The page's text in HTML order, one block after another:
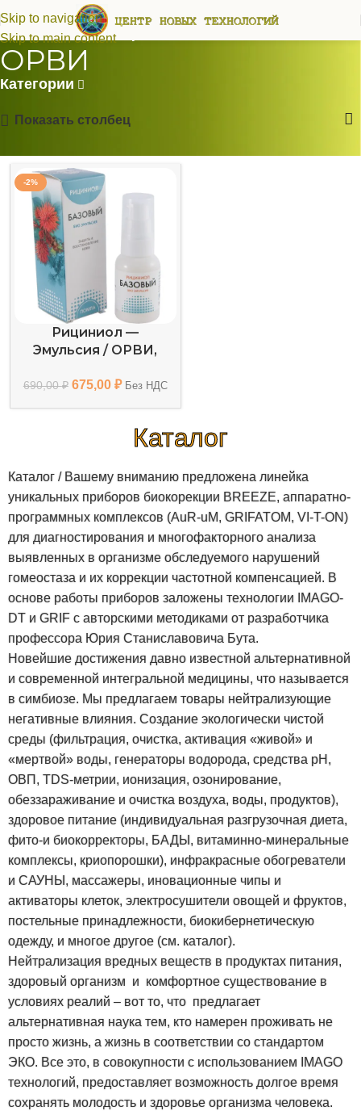
Skip to navigation
Skip to main content
для профилактики
ОРВИ
Категории
Показать столбец
-2%
Рициниол —
Эмульсия / ОРВИ,
ожоги, раны
690,00₽ 675,00 ₽ Без НДС
Каталог
Каталог / Вашему вниманию предложена линейка
уникальных приборов биокорекции BREEZE, аппаратно-
программных комплексов (AuR-uM, GRIFATOM, VI-T-ON)
для диагностирования и многофакторного анализа
выявленных в организме обследуемого нарушений
гомеостаза и их коррекции частотной компенсацией. В
основе работы приборов заложены технологии IMAGO-
DT и GRIF c авторскими методиками от разработчика
профессора Юрия Станиславовича Бута.
Новейшие достижения давно известной альтернативной
и современной интегральной медицины, что называется
в симбиозе. Мы предлагаем товары нейтрализующие
негативные влияния. Создание экологически чистой
среды (фильтрация, очистка, активация «живой» и
«мертвой» воды, генераторы водорода, средства рН,
ОВП, TDS-метрии, ионизация, озонирование,
обеззараживание и очистка воздуха, воды, продуктов),
здоровое питание (индивидуальная разгрузочная диета,
фито-и биокорректоры, БАДЫ, витаминно-минеральные
комплексы, криопорошки), инфракрасные обогреватели
и САУНЫ, массажеры, иновационные чипы и
активаторы клеток, электросушители овощей и фруктов,
постельные принадлежности, биокибернетическую
одежду, и многое другое (см. каталог).
Нейтрализация вредных веществ в продуктах питания,
здоровый организм и комфортное существование в
условиях реалий – вот то, что предлагает
альтернативная наука тем, кто намерен проживать не
просто жизнь, а жизнь в соответствии со стандартом
ЭКО. Все это, в совокупности с использованием IMAGO
технологий, предоставляет возможность долгое время
сохранять молодость и здоровье организма человека.